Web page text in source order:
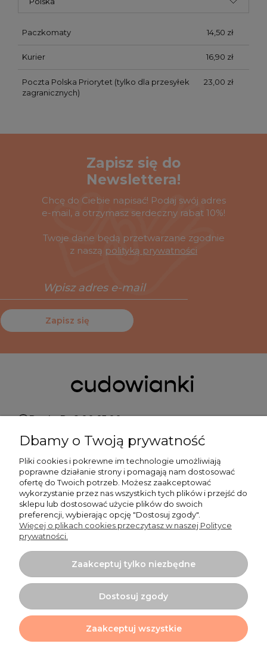
Paczkomaty 14,50 zł
Kurier 16,90 zł
Poczta Polska Priorytet (tylko dla przesyłek
zagranicznych)
23,00 zł
Zapisz się do
Newslettera!
Chcę do Ciebie napisać! Podaj swój adres
e-mail, a otrzymasz serdeczny rabat 10%!
Twoje dane będą przetwarzane zgodnie
z naszą polityką prywatności
Zapisz się
Pn do Pt 9:00-15:00
+48 519 462 010
kontakt@cudowianki.pl
Ważne sprawy
Dodatkowe informacje
Tu mnie znajdziesz
Projekt i wykonanie:Ecommercy.pl
Dbamy o Twoją prywatność
Pliki cookies i pokrewne im technologie umożliwiają
poprawne działanie strony i pomagają nam dostosować
ofertę do Twoich potrzeb. Możesz zaakceptować
wykorzystanie przez nas wszystkich tych plików i przejść do
sklepu lub dostosować użycie plików do swoich
preferencji, wybierając opcję "Dostosuj zgody".
Więcej o plikach cookies przeczytasz w naszej Polityce
prywatności.
Zaakceptuj tylko niezbędne
Dostosuj zgody
Zaakceptuj wszystkie